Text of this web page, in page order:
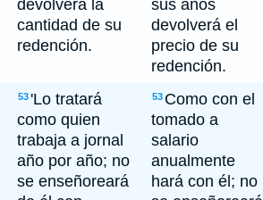
devolverá la
cantidad de su
redención.
sus años
devolverá el
precio de su
redención.
53 'Lo tratará
como quien
trabaja a jornal
año por año; no
se enseñoreará
53 Como con el
tomado a
salario
anualmente
hará con él; no